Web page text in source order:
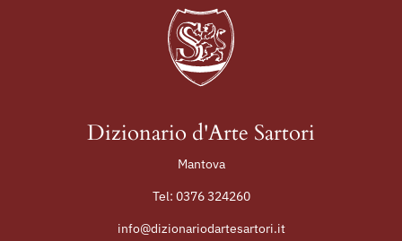
Dizionario d'Arte Sartori
Mantova
Tel: 0376 324260
info@dizionariodartesartori.it